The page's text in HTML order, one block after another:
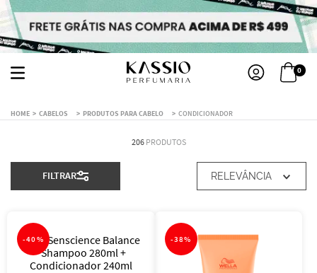
0
CABELOS PRODUTOS PARA CABELO CONDICIONADOR
206 PRODUTOS
FILTRAR RELEVÂNCIA
-40% -38%